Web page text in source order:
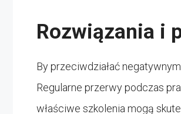
Rozwiązania i
By przeciwdziałać
Regularne przerwy podczas
właściwe szkolenia mogą